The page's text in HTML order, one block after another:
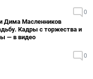
0
Дима Масленников
Кадры с торжества и
— в видео
0